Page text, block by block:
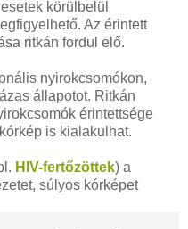
körülbelül
Az érintett
ritkán fordul elő.
nyirokcsomókon,
állapotot. Ritkán
érintettsége
is kialakulhat.
HIV-fertőzöttek) a
súlyos kórképet